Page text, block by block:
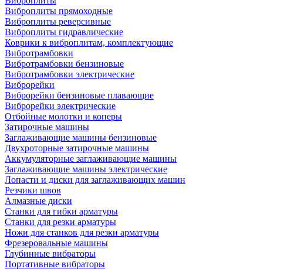
Виброплиты прямоходные
Виброплиты реверсивные
Виброплиты гидравлические
Коврики к виброплитам, комплектующие
Вибротрамбовки
Вибротрамбовки бензиновые
Вибротрамбовки электрические
Виброрейки
Виброрейки бензиновые плавающие
Виброрейки электрические
Отбойные молотки и коперы
Затирочные машины
Заглаживающие машины бензиновые
Двухроторные затирочные машины
Аккумуляторные заглаживающие машины
Заглаживающие машины электрические
Лопасти и диски для заглаживающих машин
Резчики швов
Алмазные диски
Станки для гибки арматуры
Станки для резки арматуры
Ножи для станков для резки арматуры
Фрезеровальные машины
Глубинные вибраторы
Портативные вибраторы